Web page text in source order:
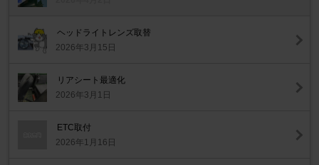
ヘッドライトレンズ取替
2026年3月15日
リアシート最適化
2026年3月1日
ETC取付
2026年1月16日